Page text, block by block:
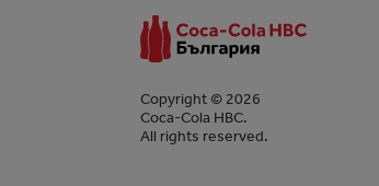
Copyright © 2026
Coca-Cola HBC.
All rights reserved.